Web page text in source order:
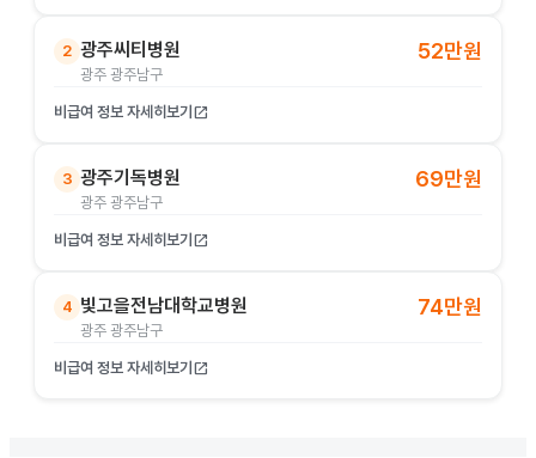
2 광주씨티병원
광주 광주남구
52만원
비급여 정보 자세히보기 open_in_new
3 광주기독병원
광주 광주남구
69만원
비급여 정보 자세히보기 open_in_new
4 빛고을전남대학교병원
광주 광주남구
74만원
비급여 정보 자세히보기 open_in_new